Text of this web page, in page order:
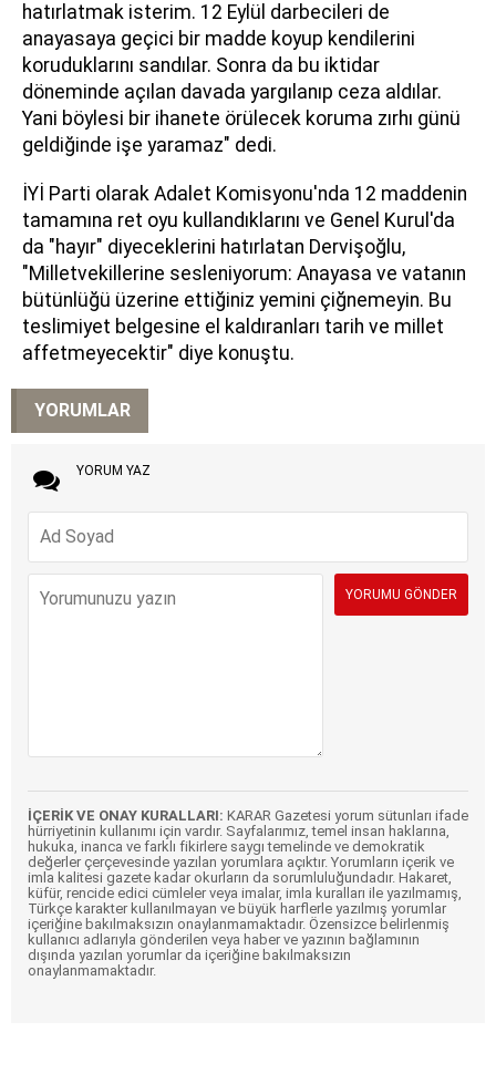
hatırlatmak isterim. 12 Eylül darbecileri de
anayasaya geçici bir madde koyup kendilerini
koruduklarını sandılar. Sonra da bu iktidar
döneminde açılan davada yargılanıp ceza aldılar.
Yani böylesi bir ihanete örülecek koruma zırhı günü
geldiğinde işe yaramaz" dedi.
İYİ Parti olarak Adalet Komisyonu'nda 12 maddenin
tamamına ret oyu kullandıklarını ve Genel Kurul'da
da "hayır" diyeceklerini hatırlatan Dervişoğlu,
"Milletvekillerine sesleniyorum: Anayasa ve vatanın
bütünlüğü üzerine ettiğiniz yemini çiğnemeyin. Bu
teslimiyet belgesine el kaldıranları tarih ve millet
affetmeyecektir" diye konuştu.
YORUMLAR
YORUM YAZ
İÇERİK VE ONAY KURALLARI: KARAR Gazetesi yorum sütunları ifade
hürriyetinin kullanımı için vardır. Sayfalarımız, temel insan haklarına,
hukuka, inanca ve farklı fikirlere saygı temelinde ve demokratik
değerler çerçevesinde yazılan yorumlara açıktır. Yorumların içerik ve
imla kalitesi gazete kadar okurların da sorumluluğundadır. Hakaret,
küfür, rencide edici cümleler veya imalar, imla kuralları ile yazılmamış,
Türkçe karakter kullanılmayan ve büyük harflerle yazılmış yorumlar
içeriğine bakılmaksızın onaylanmamaktadır. Özensizce belirlenmiş
kullanıcı adlarıyla gönderilen veya haber ve yazının bağlamının
dışında yazılan yorumlar da içeriğine bakılmaksızın
onaylanmamaktadır.